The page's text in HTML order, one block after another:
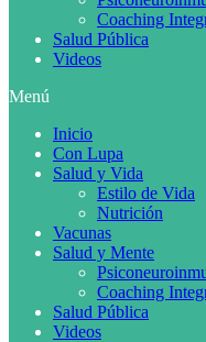
Coaching
Salud Pública
Videos
Menú
Inicio
Con Lupa
Salud y Vida
Estilo de Vida
Nutrición
Vacunas
Salud y Mente
Coaching
Salud Pública
Videos